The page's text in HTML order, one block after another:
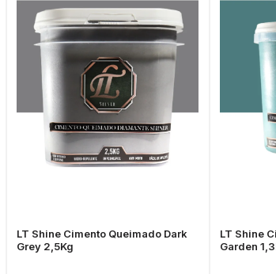
LT Shine Cimento Queimado Dark
Grey 2,5Kg
LT Shine
Garden